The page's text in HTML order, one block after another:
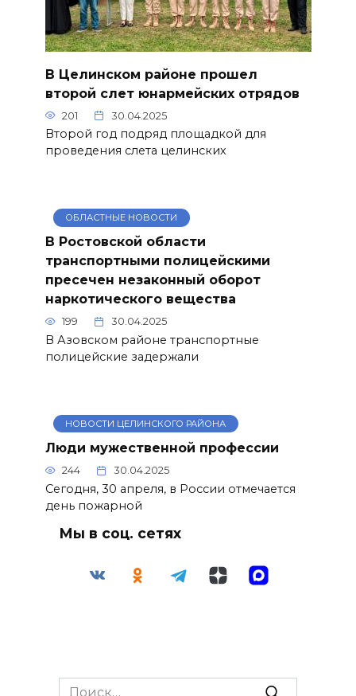
В Целинском районе прошел
второй слет юнармейских отрядов
201 30.04.2025
Второй год подряд площадкой для
проведения слета целинских
ОБЛАСТНЫЕ НОВОСТИ
В Ростовской области
транспортными полицейскими
пресечен незаконный оборот
наркотического вещества
199 30.04.2025
В Азовском районе транспортные
полицейские задержали
НОВОСТИ ЦЕЛИНСКОГО РАЙОНА
Люди мужественной профессии
244 30.04.2025
Сегодня, 30 апреля, в России отмечается
день пожарной
Мы в соц. сетях
Search